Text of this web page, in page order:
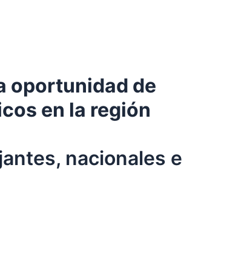
oportunidad de
en la región
nacionales e